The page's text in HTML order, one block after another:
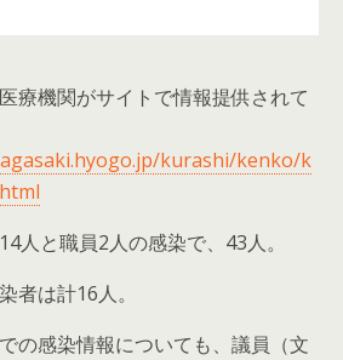
療機関がサイトで情報提供されて
kurashi/kenko/k
人と職員2人の感染で、43人。
者は計16人。
の感染情報についても、議員（文